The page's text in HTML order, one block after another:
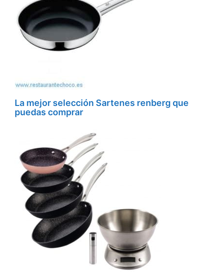
La mejor selección Sartenes renberg que
puedas comprar